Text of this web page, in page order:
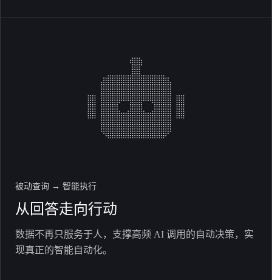
被动查询 → 智能执行
从回答走向行动
数据不再只服务于人，支撑高频 AI 调用的自动决策，实
现真正的智能自动化。